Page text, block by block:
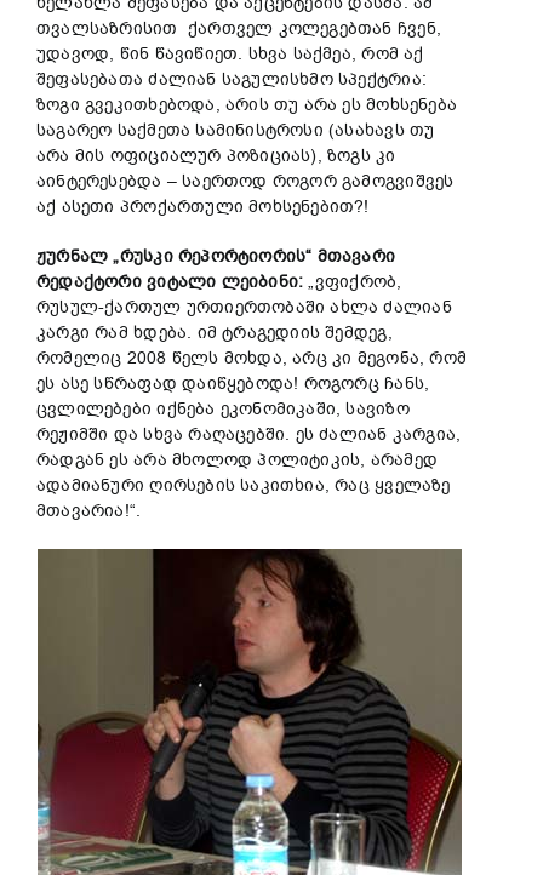
თვალსაზრისით ქართველ კოლეგებთან ჩვენ,
უდავოდ, წინ წავიწიეთ. სხვა საქმეა, რომ აქ
შეფასებათა ძალიან საგულისხმო სპექტრია:
ზოგი გვეკითხებოდა, არის თუ არა ეს მოხსენება
საგარეო საქმეთა სამინისტროსი (ასახავს თუ
არა მის ოფიციალურ პოზიციას), ზოგს კი
აინტერესებდა – საერთოდ როგორ გამოგვიშვეს
აქ ასეთი პროქართული მოხსენებით?!
ჟურნალ „რუსკი რეპორტიორის“ მთავარი
რედაქტორი ვიტალი ლეიბინი:„ვფიქრობ,
რუსულ-ქართულ ურთიერთობაში ახლა ძალიან
კარგი რამ ხდება. იმ ტრაგედიის შემდეგ,
რომელიც 2008 წელს მოხდა, არც კი მეგონა, რომ
ეს ასე სწრაფად დაიწყებოდა! როგორც ჩანს,
ცვლილებები იქნება ეკონომიკაში, სავიზო
რეჟიმში და სხვა რაღაცებში. ეს ძალიან კარგია,
რადგან ეს არა მხოლოდ პოლიტიკის, არამედ
ადამიანური ღირსების საკითხია, რაც ყველაზე
მთავარია!“.